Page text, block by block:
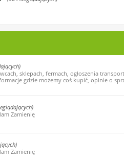
sklepach, fermach, ogłoszenia
gdzie możemy coś kupić, opinie o
Zamienię
Zamienię